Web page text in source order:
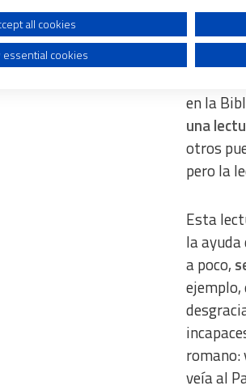
De los
en la
una
otros
pero la
Esta
la ayuda
a poco,
ejemplo,
romano:
veía al
content
personalised content
through statistics or combinations of
on information actively requested
all cookies
essential cookies